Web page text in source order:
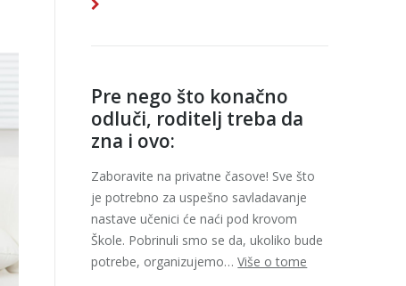
Pre nego što konačno
odluči, roditelj treba da
zna i ovo:
Zaboravite na privatne časove! Sve što
je potrebno za uspešno savladavanje
nastave učenici će naći pod krovom
Škole. Pobrinuli smo se da, ukoliko bude
potrebe, organizujemo…Više o tome